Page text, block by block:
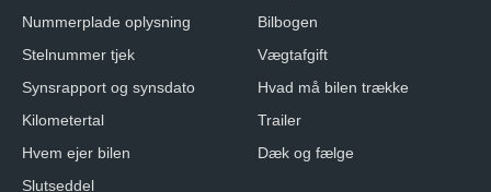
Nummerplade oplysning
Stelnummer tjek
Synsrapport og synsdato
Kilometertal
Hvem ejer bilen
Slutseddel
Bilbogen
Vægtafgift
Hvad må bilen trække
Trailer
Dæk og fælge